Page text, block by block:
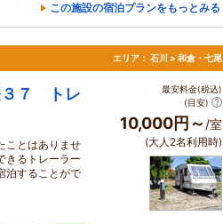
この施設の宿泊プランをもっとみる
エリア： 石川 > 和倉・七尾
３７ トレ
ことはありませ
きるトレーラー
泊することがで
最安料金(税込)
(目安)
10,000円～ /室
(大人2名利用時)